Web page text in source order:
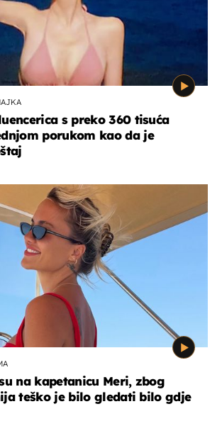
s preko 360 tisuća
porukom kao da je
na kapetanicu Meri, zbog
teško je bilo gledati bilo gdje